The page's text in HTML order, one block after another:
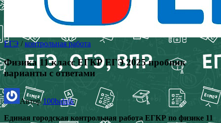
ЕГЭ /контрольная работа
Физика 11 класс ЕГКР ЕГЭ 2025 пробник
варианты с ответами
Автор100balnik
Единая городская контрольная работа ЕГКР по физике 11